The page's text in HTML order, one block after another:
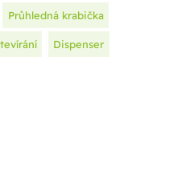
Průhledná krabička
Dispenser